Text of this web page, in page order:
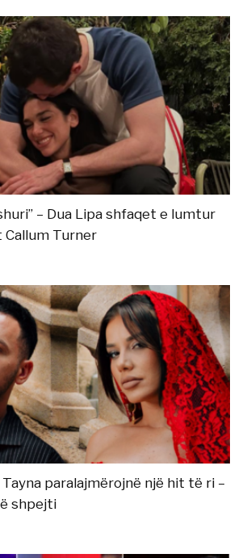
– Dua Lipa shfaqet e lumtur
Turner
paralajmërojnë një hit të ri –
shpejti